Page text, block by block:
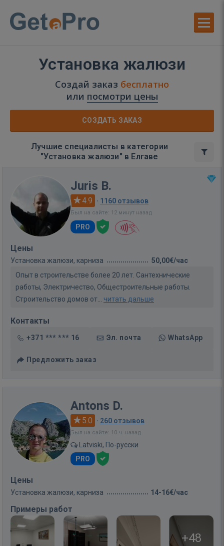
Установка жалюзи
Создай заказ бесплатно
или посмотри цены
СОЗДАТЬ ЗАКАЗ
Лучшие специалисты в категории
"Установка жалюзи" в Елгаве
Juris B.
4.9 · 1160 отзывов
Был на сайте: 12 минут назад
PRO
Цены
Установка жалюзи, карниза
50,00€/час
Опыт в строительстве более 20 лет. Сантехнические
работы, Электричество, Общестроительные работы.
Строительство домов от... читать дальше
Контакты
+371 *** *** 16 Эл. почта WhatsApp
Предложить заказ
Antons D.
5.0 · 260 отзывов
Был на сайте: 10 ч. назад
Latviski, По-русски
PRO
Цены
Установка жалюзи, карниза 14-16€/час
Примеры работ
+48